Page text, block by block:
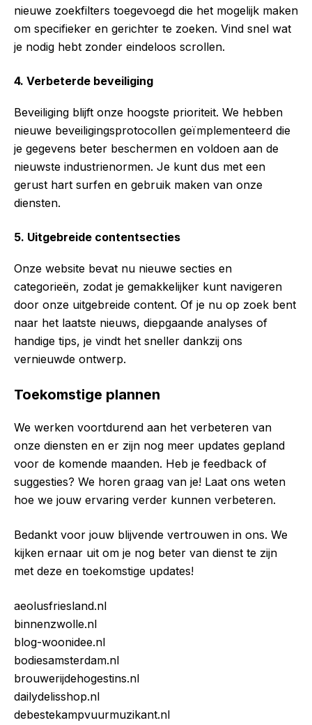
nieuwe zoekfilters toegevoegd die het mogelijk maken
om specifieker en gerichter te zoeken. Vind snel wat
je nodig hebt zonder eindeloos scrollen.
4. Verbeterde beveiliging
Beveiliging blijft onze hoogste prioriteit. We hebben
nieuwe beveiligingsprotocollen geïmplementeerd die
je gegevens beter beschermen en voldoen aan de
nieuwste industrienormen. Je kunt dus met een
gerust hart surfen en gebruik maken van onze
diensten.
5. Uitgebreide contentsecties
Onze website bevat nu nieuwe secties en
categorieën, zodat je gemakkelijker kunt navigeren
door onze uitgebreide content. Of je nu op zoek bent
naar het laatste nieuws, diepgaande analyses of
handige tips, je vindt het sneller dankzij ons
vernieuwde ontwerp.
Toekomstige plannen
We werken voortdurend aan het verbeteren van
onze diensten en er zijn nog meer updates gepland
voor de komende maanden. Heb je feedback of
suggesties? We horen graag van je! Laat ons weten
hoe we jouw ervaring verder kunnen verbeteren.
Bedankt voor jouw blijvende vertrouwen in ons. We
kijken ernaar uit om je nog beter van dienst te zijn
met deze en toekomstige updates!
aeolusfriesland.nl
binnenzwolle.nl
blog-woonidee.nl
bodiesamsterdam.nl
brouwerijdehogestins.nl
dailydelisshop.nl
debestekampvuurmuzikant.nl